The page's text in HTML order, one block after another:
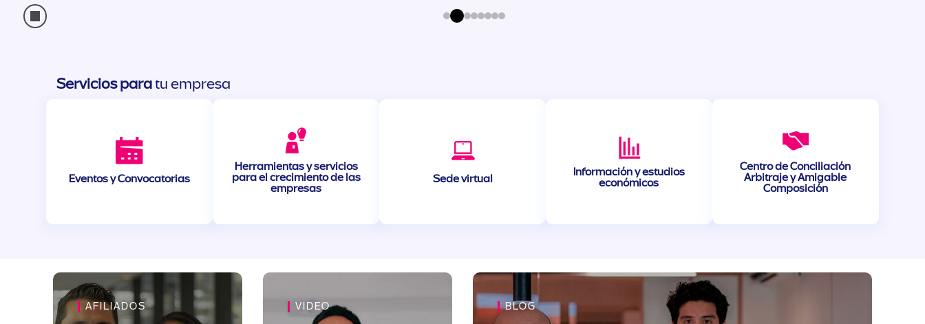
Servicios paratu empresa
Eventos y Convocatorias
Herramientas y servicios
para el crecimiento de las
empresas
Sede virtual
Información y estudios
económicos
Centro de Conciliación
Arbitraje y Amigable
Composición
AFILIADOS VIDEO BLOG